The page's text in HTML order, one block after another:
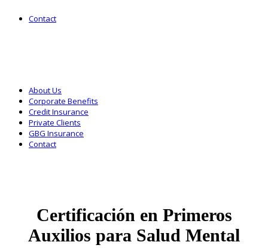
Contact
About Us
Corporate Benefits
Credit Insurance
Private Clients
GBG Insurance
Contact
Certificación en Primeros
Auxilios para Salud Mental